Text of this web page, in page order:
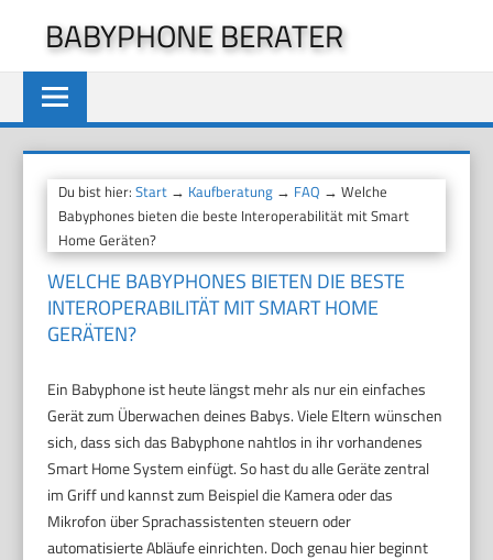
springen
BABYPHONE BERATER
Du bist hier:Start → Kaufberatung → FAQ → Welche
Babyphones bieten die beste Interoperabilität mit Smart
Home Geräten?
WELCHE BABYPHONES BIETEN DIE BESTE
INTEROPERABILITÄT MIT SMART HOME
GERÄTEN?
Ein Babyphone ist heute längst mehr als nur ein einfaches
Gerät zum Überwachen deines Babys. Viele Eltern wünschen
sich, dass sich das Babyphone nahtlos in ihr vorhandenes
Smart Home System einfügt. So hast du alle Geräte zentral
im Griff und kannst zum Beispiel die Kamera oder das
Mikrofon über Sprachassistenten steuern oder
automatisierte Abläufe einrichten. Doch genau hier beginnt